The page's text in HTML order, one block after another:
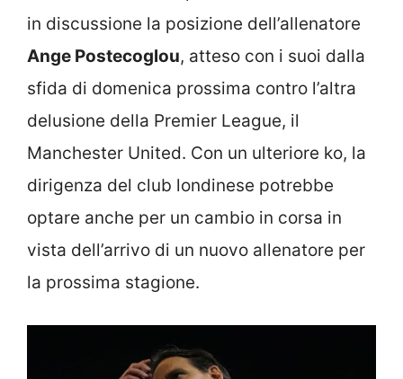
in discussione la posizione dell’allenatore
Ange Postecoglou, atteso con i suoi dalla
sfida di domenica prossima contro l’altra
delusione della Premier League, il
Manchester United. Con un ulteriore ko, la
dirigenza del club londinese potrebbe
optare anche per un cambio in corsa in
vista dell’arrivo di un nuovo allenatore per
la prossima stagione.